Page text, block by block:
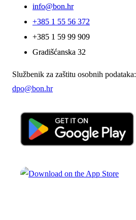
info@bon.hr
+385 1 55 56 372
+385 1 59 99 909
Gradišćanska 32
Službenik za zaštitu osobnih podataka:
dpo@bon.hr